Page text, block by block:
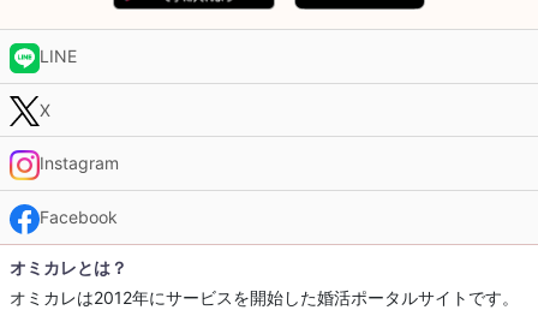
LINE
X
Instagram
Facebook
オミカレとは？
オミカレは2012年にサービスを開始した婚活ポータルサイトです。